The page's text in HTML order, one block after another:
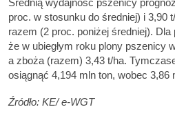
Średnią wydajność pszenicy
proc. w stosunku do średniej) i 3,90
razem (2 proc. poniżej średniej).
że w ubiegłym roku plony pszenicy
a zboża (razem) 3,43 t/ha.
osiągnąć 4,194 mln ton, wobec 3,86
Źródło: KE/ e-WGT